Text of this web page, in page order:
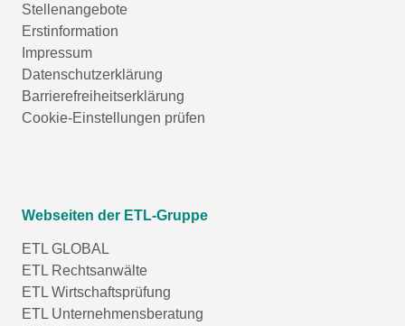
Stellenangebote
Erstinformation
Impressum
Datenschutzerklärung
Barrierefreiheitserklärung
Cookie-Einstellungen prüfen
Webseiten der ETL-Gruppe
ETL GLOBAL
ETL Rechtsanwälte
ETL Wirtschaftsprüfung
ETL Unternehmensberatung